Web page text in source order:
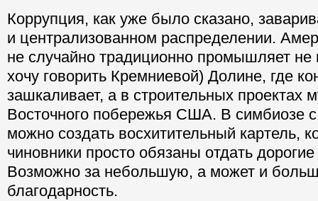
Коррупция, как уже было сказано,
и централизованном распределении.
не случайно традиционно промышляет не
хочу говорить Кремниевой) Долине, где
зашкаливает, а в строительных проектах
Восточного побережья США. В симбиозе
можно создать восхитительный картель,
чиновники просто обязаны отдать
Возможно за небольшую, а может и
благодарность.